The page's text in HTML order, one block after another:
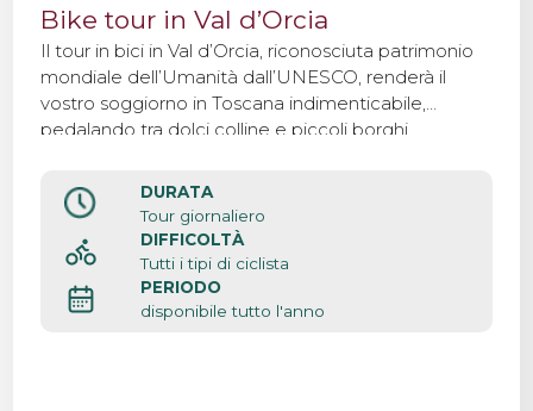
Bike tour in Val d’Orcia
Il tour in bici in Val d’Orcia, riconosciuta patrimonio
mondiale dell’Umanità dall’UNESCO, renderà il
vostro soggiorno in Toscana indimenticabile,
pedalando tra dolci colline e piccoli borghi.
DURATA
Tour giornaliero
DIFFICOLTÀ
Tutti i tipi di ciclista
PERIODO
disponibile tutto l'anno